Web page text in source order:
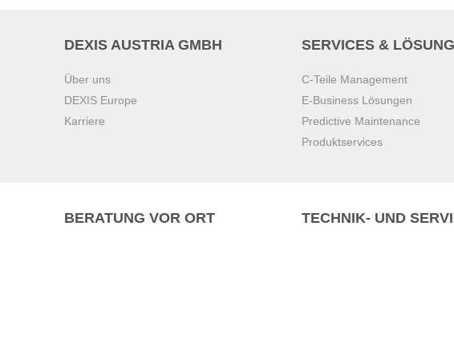
DEXIS AUSTRIA GMBH
Über uns
DEXIS Europe
Karriere
SERVICES &
C-Teile Management
E-Business Lösungen
Predictive Maintenance
Produktservices
BERATUNG VOR ORT TECHNIK- UND